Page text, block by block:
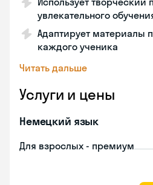
увлекательного
Адаптирует материалы
каждого ученика
Читать дальше
Услуги и цены
Немецкий язык
Для взрослых - премиум